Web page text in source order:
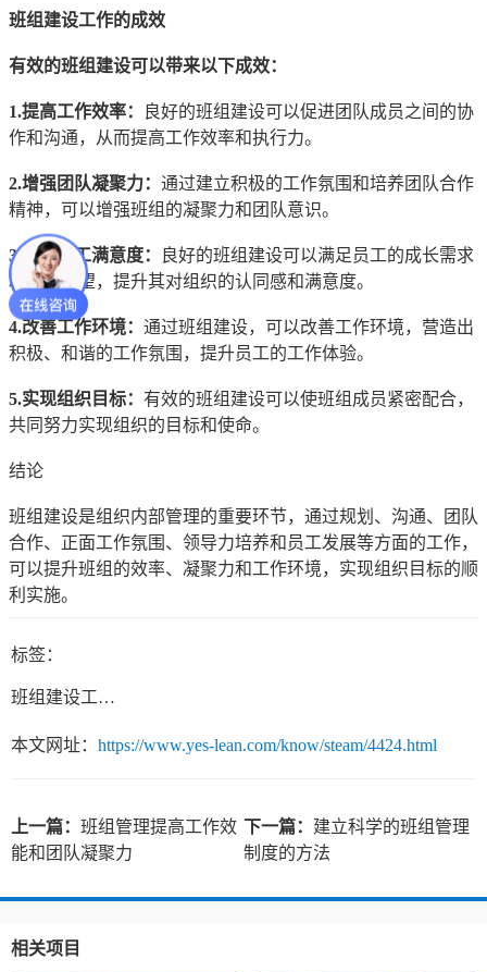
班组建设工作的成效
有效的班组建设可以带来以下成效：
1.提高工作效率：
良好的班组建设可以促进团队成员之间的协
作和沟通，从而提高工作效率和执行力。
2.增强团队凝聚力： 通过建立积极的工作氛围和培养团队合作
精神，可以增强班组的凝聚力和团队意识。
3.提升员工满意度：
良好的班组建设可以满足员工的成长需求
和发展期望，提升其对组织的认同感和满意度。
4.改善工作环境： 通过班组建设，可以改善工作环境，营造出
积极、和谐的工作氛围，提升员工的工作体验。
5.实现组织目标： 有效的班组建设可以使班组成员紧密配合，
共同努力实现组织的目标和使命。
结论
班组建设是组织内部管理的重要环节，通过规划、沟通、团队
合作、正面工作氛围、领导力培养和员工发展等方面的工作，
可以提升班组的效率、凝聚力和工作环境，实现组织目标的顺
利实施。
标签：
班组建设工作总结
本文网址： https://www.yes-lean.com/know/steam/4424.html
上一篇： 班组管理提高工作效
能和团队凝聚力
下一篇： 建立科学的班组管理
制度的方法
相关项目